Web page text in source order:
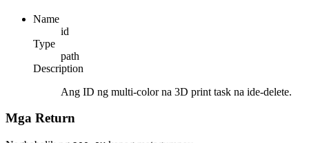
Name
id
Type
path
Description
Ang ID ng multi-color na 3D print task na ide-delete.
Mga Return